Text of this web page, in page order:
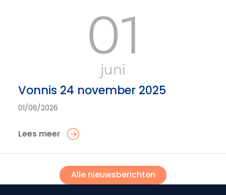
01
juni
Vonnis 24 november 2025
01/06/2026
Lees meer
Alle nieuwsberichten